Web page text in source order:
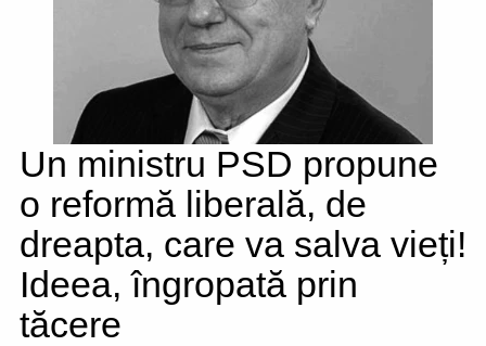
Un ministru PSD propune
o reformă liberală, de
dreapta, care va salva vieți!
Ideea, îngropată prin
tăcere